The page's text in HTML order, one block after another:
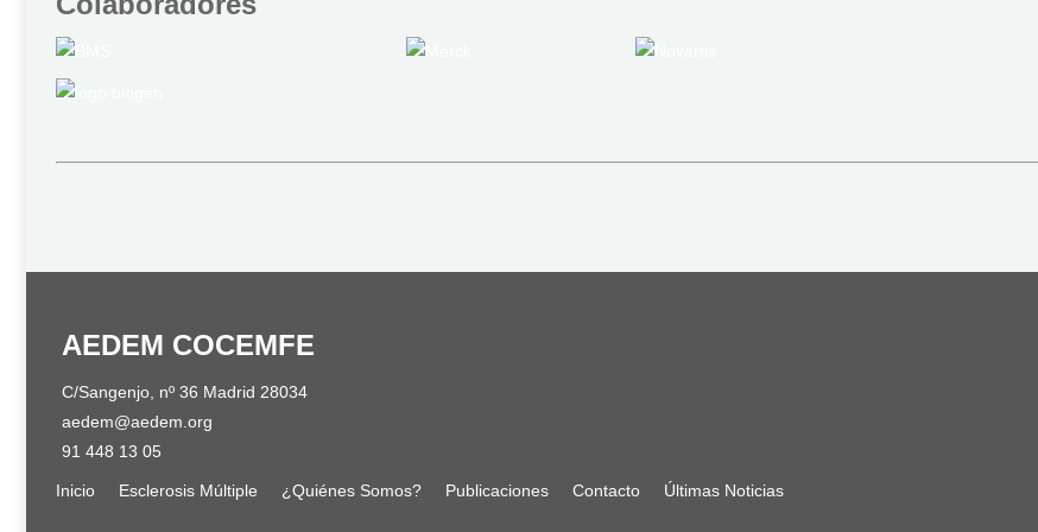
AEDEM COCEMFE
C/Sangenjo, nº 36 Madrid 28034
aedem@aedem.org
91 448 13 05
Inicio Esclerosis Múltiple ¿Quiénes Somos? Publicaciones Contacto Últimas Noticias